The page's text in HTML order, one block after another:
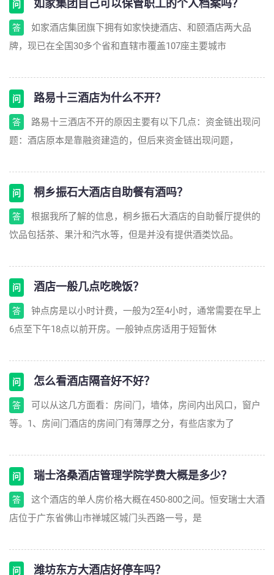
问 如家集团自己可以保管职工的个人档案吗？
答
如家酒店集团旗下拥有如家快捷酒店、和颐酒店两大品
牌，现已在全国30多个省和直辖市覆盖107座主要城市
问 路易十三酒店为什么不开？
答
路易十三酒店不开的原因主要有以下几点：资金链出现问
题：酒店原本是靠融资建造的，但后来资金链出现问题，
问 桐乡振石大酒店自助餐有酒吗？
答
根据我所了解的信息，桐乡振石大酒店的自助餐厅提供的
饮品包括茶、果汁和汽水等，但是并没有提供酒类饮品。
问 酒店一般几点吃晚饭？
答
钟点房是以小时计费，一般为2至4小时，通常需要在早上
6点至下午18点以前开房。一般钟点房适用于短暂休
问 怎么看酒店隔音好不好？
答
可以从这几方面看：房间门，墙体，房间内出风口，窗户
等。1、房间门酒店的房间门有薄厚之分，有些店家为了
问 瑞士洛桑酒店管理学院学费大概是多少？
答
这个酒店的单人房价格大概在450-800之间。恒安瑞士大酒
店位于广东省佛山市禅城区城门头西路一号，是
问 潍坊东方大酒店好停车吗？